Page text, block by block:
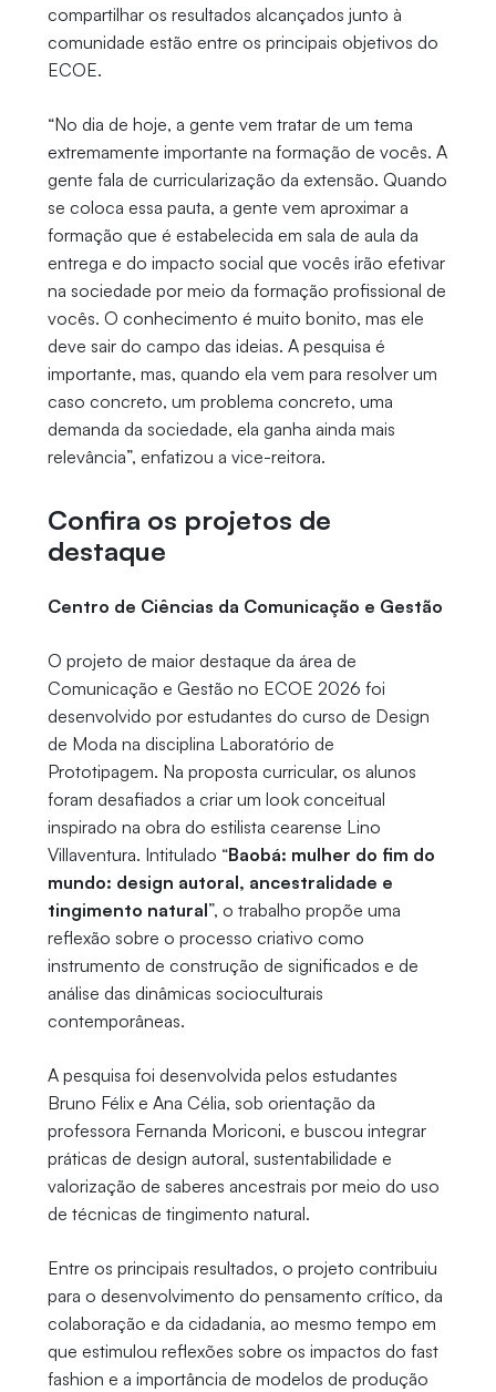
compartilhar os resultados alcançados junto à
comunidade estão entre os principais objetivos do
ECOE.
“No dia de hoje, a gente vem tratar de um tema
extremamente importante na formação de vocês. A
gente fala de curricularização da extensão. Quando
se coloca essa pauta, a gente vem aproximar a
formação que é estabelecida em sala de aula da
entrega e do impacto social que vocês irão efetivar
na sociedade por meio da formação profissional de
vocês. O conhecimento é muito bonito, mas ele
deve sair do campo das ideias. A pesquisa é
importante, mas, quando ela vem para resolver um
caso concreto, um problema concreto, uma
demanda da sociedade, ela ganha ainda mais
relevância”, enfatizou a vice-reitora.
Confira os projetos de
destaque
Centro de Ciências da Comunicação e Gestão
O projeto de maior destaque da área de
Comunicação e Gestão no ECOE 2026 foi
desenvolvido por estudantes do curso de Design
de Moda na disciplina Laboratório de
Prototipagem. Na proposta curricular, os alunos
foram desafiados a criar um look conceitual
inspirado na obra do estilista cearense Lino
Villaventura. Intitulado “Baobá: mulher do fim do
mundo: design autoral, ancestralidade e
tingimento natural”, o trabalho propõe uma
reflexão sobre o processo criativo como
instrumento de construção de significados e de
análise das dinâmicas socioculturais
contemporâneas.
A pesquisa foi desenvolvida pelos estudantes
Bruno Félix e Ana Célia, sob orientação da
professora Fernanda Moriconi, e buscou integrar
práticas de design autoral, sustentabilidade e
valorização de saberes ancestrais por meio do uso
de técnicas de tingimento natural.
Entre os principais resultados, o projeto contribuiu
para o desenvolvimento do pensamento crítico, da
colaboração e da cidadania, ao mesmo tempo em
que estimulou reflexões sobre os impactos do fast
fashion e a importância de modelos de produção